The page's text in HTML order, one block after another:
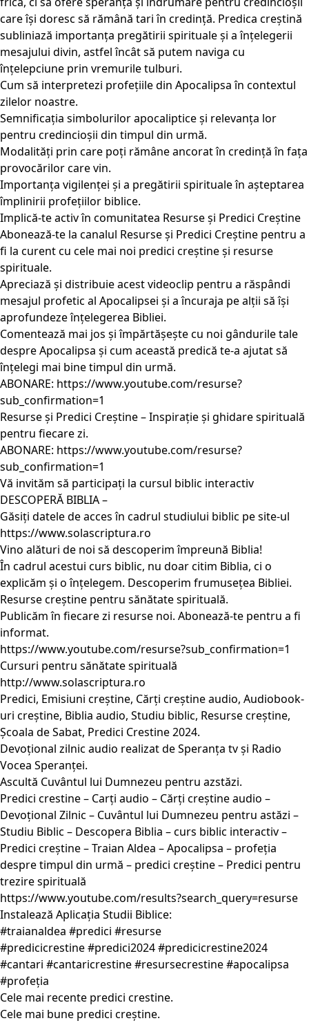
care își doresc să rămână tari în credință. Predica creștină
subliniază importanța pregătirii spirituale și a înțelegerii
mesajului divin, astfel încât să putem naviga cu
înțelepciune prin vremurile tulburi.
Cum să interpretezi profețiile din Apocalipsa în contextul
zilelor noastre.
Semnificația simbolurilor apocaliptice și relevanța lor
pentru credincioșii din timpul din urmă.
Modalități prin care poți rămâne ancorat în credință în fața
provocărilor care vin.
Importanța vigilenței și a pregătirii spirituale în așteptarea
împlinirii profețiilor biblice.
Implică-te activ în comunitatea Resurse și Predici Creștine
Abonează-te la canalul Resurse și Predici Creștine pentru a
fi la curent cu cele mai noi predici creștine și resurse
spirituale.
Apreciază și distribuie acest videoclip pentru a răspândi
mesajul profetic al Apocalipsei și a încuraja pe alții să își
aprofundeze înțelegerea Bibliei.
Comentează mai jos și împărtășește cu noi gândurile tale
despre Apocalipsa și cum această predică te-a ajutat să
înțelegi mai bine timpul din urmă.
ABONARE: https://www.youtube.com/resurse?
sub_confirmation=1
Resurse și Predici Creștine – Inspirație și ghidare spirituală
pentru fiecare zi.
ABONARE: https://www.youtube.com/resurse?
sub_confirmation=1
Vă invităm să participați la cursul biblic interactiv
DESCOPERĂ BIBLIA –
Găsiți datele de acces în cadrul studiului biblic pe site-ul
https://www.solascriptura.ro
Vino alături de noi să descoperim împreună Biblia!
În cadrul acestui curs biblic, nu doar citim Biblia, ci o
explicăm și o înțelegem. Descoperim frumusețea Bibliei.
Resurse creștine pentru sănătate spirituală.
Publicăm în fiecare zi resurse noi. Abonează-te pentru a fi
informat.
https://www.youtube.com/resurse?sub_confirmation=1
Cursuri pentru sănătate spirituală
http://www.solascriptura.ro
Predici, Emisiuni creștine, Cărți creștine audio, Audiobook-
uri creștine, Biblia audio, Studiu biblic, Resurse creștine,
Școala de Sabat, Predici Crestine 2024.
Devoțional zilnic audio realizat de Speranța tv și Radio
Vocea Speranței.
Ascultă Cuvântul lui Dumnezeu pentru azstăzi.
Predici crestine – Carți audio – Cărți creștine audio –
Devoțional Zilnic – Cuvântul lui Dumnezeu pentru astăzi –
Studiu Biblic – Descopera Biblia – curs biblic interactiv –
Predici creștine – Traian Aldea – Apocalipsa – profeția
despre timpul din urmă – predici creștine – Predici pentru
trezire spirituală
https://www.youtube.com/results?search_query=resurse
Instalează Aplicația Studii Biblice:
#traianaldea #predici #resurse
#predicicrestine #predici2024 #predicicrestine2024
#cantari #cantaricrestine #resursecrestine #apocalipsa
#profeția
Cele mai recente predici crestine.
Cele mai bune predici creștine.